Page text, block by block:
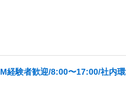
経験者歓迎/8:00〜17:00/社内